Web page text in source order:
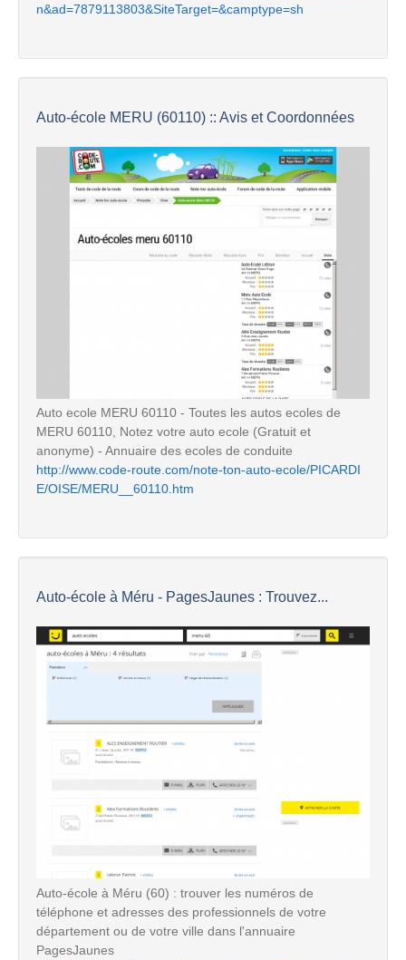
n&ad=7879113803&SiteTarget=&camptype=sh
Auto-école MERU (60110) :: Avis et Coordonnées
Auto ecole MERU 60110 - Toutes les autos ecoles de
MERU 60110, Notez votre auto ecole (Gratuit et
anonyme) - Annuaire des ecoles de conduite
http://www.code-route.com/note-ton-auto-ecole/PICARDI
E/OISE/MERU__60110.htm
Auto-école à Méru - PagesJaunes : Trouvez...
Auto-école à Méru (60) : trouver les numéros de
téléphone et adresses des professionnels de votre
département ou de votre ville dans l'annuaire
PagesJaunes